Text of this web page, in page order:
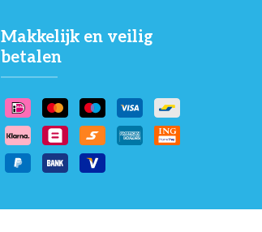
Makkelijk en veilig
betalen